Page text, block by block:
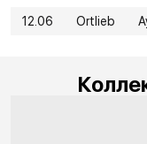
12.06 Ortlieb